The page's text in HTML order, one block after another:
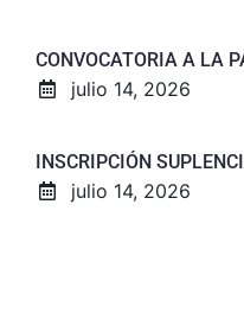
CONVOCATORIA A LA
julio 14, 2026
INSCRIPCIÓN
julio 14, 2026